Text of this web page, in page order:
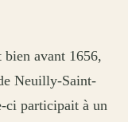
bien avant 1656,
Neuilly-Saint-
ci participait à un